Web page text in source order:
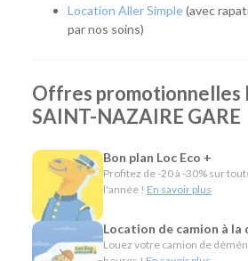
Notre agence met à votre
pour répondre à tous les usages :
ville.
Routières, SUV et monospaces
les longs trajets.
Minibus pour voyager en groupe.
Utilitaires de différentes
déménagement, des travaux ou
matériel.
L'esprit Loc Eco
Location Aller Simple(avec
par nos soins)
Offres promotionnelles
SAINT-NAZAIRE GARE
Bon plan Loc Eco +
Profitez de -20 à -30% sur
l'année ! En savoir plus
Location de camion à la
Louez votre camion de